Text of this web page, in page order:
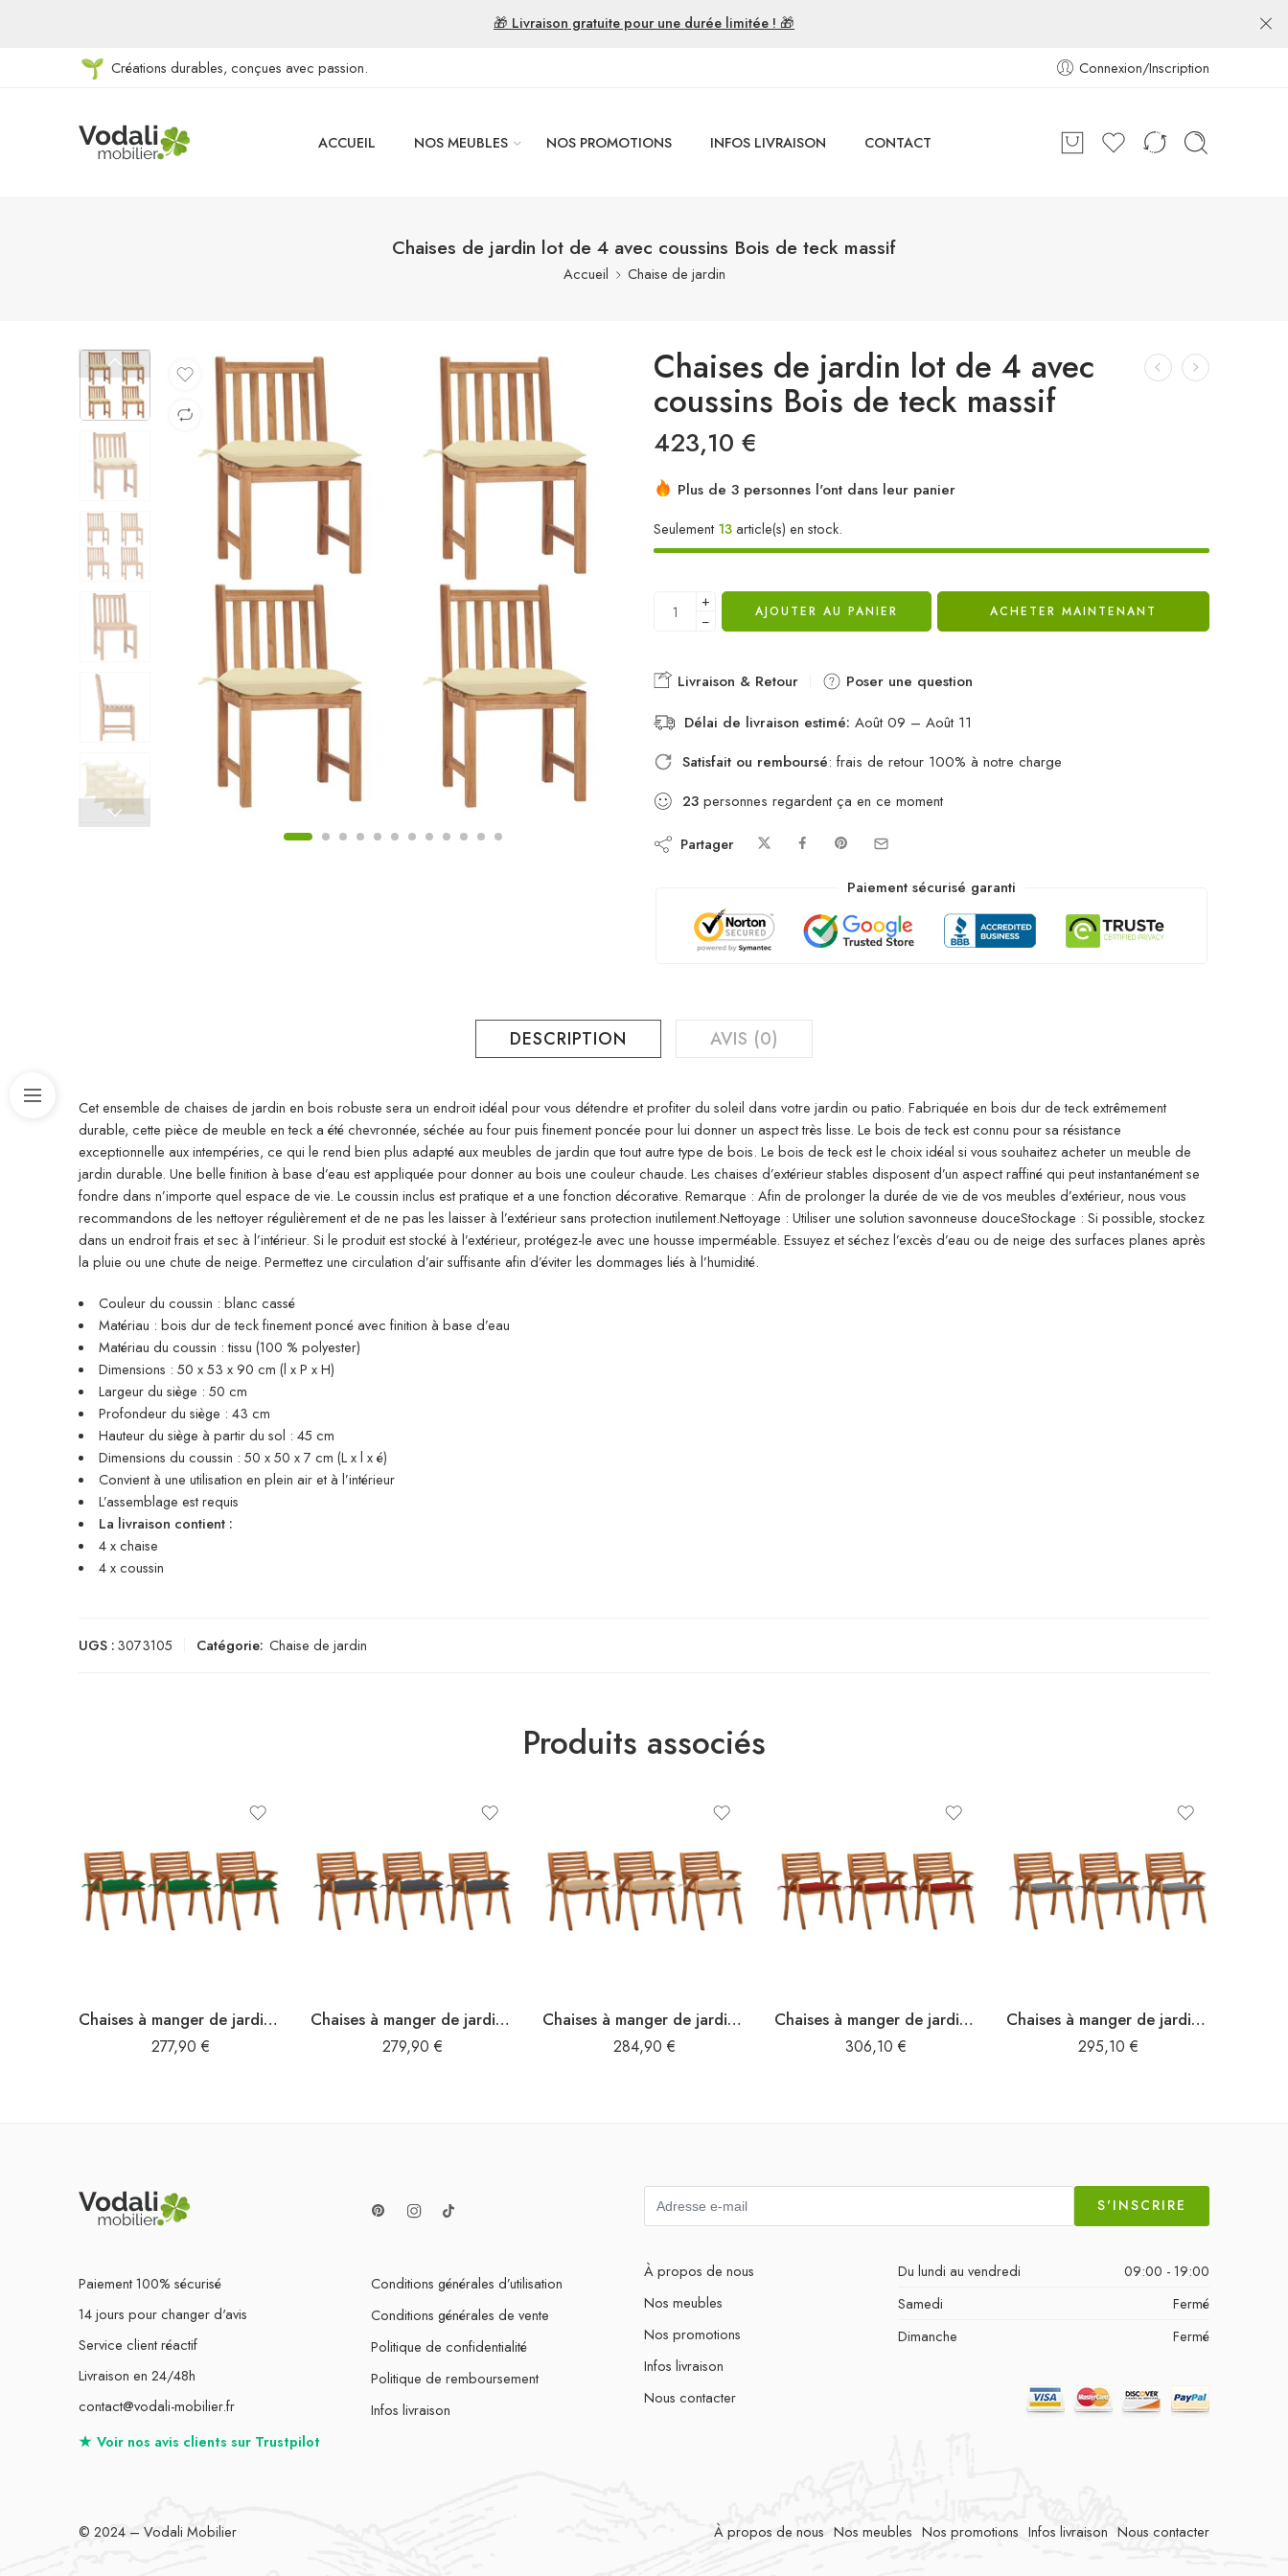
🎁 Livraison gratuite pour une durée limitée ! 🎁
Créations durables, conçues avec passion. Connexion/Inscription
ACCUEIL NOS MEUBLES NOS PROMOTIONS INFOS LIVRAISON CONTACT
Chaises de jardin lot de 4 avec coussins Bois de teck massif
Accueil Chaise de jardin
Chaises de jardin lot de 4 avec
coussins Bois de teck massif
423,10 €
Plus de 3 personnes l'ont dans leur panier
Seulement 13article(s) en stock.
+
−
AJOUTER AU PANIER ACHETER MAINTENANT
Livraison & Retour
Poser une question
Délai de livraison estimé: Août 09 – Août 11
Satisfait ou remboursé: frais de retour 100% à notre charge
23 personnes regardent ça en ce moment
Partager
Paiement sécurisé garanti
DESCRIPTION AVIS (0)
Cet ensemble de chaises de jardin en bois robuste sera un endroit idéal pour vous détendre et profiter du soleil dans votre jardin ou patio. Fabriquée en bois dur de teck extrêmement
durable, cette pièce de meuble en teck a été chevronnée, séchée au four puis finement poncée pour lui donner un aspect très lisse. Le bois de teck est connu pour sa résistance
exceptionnelle aux intempéries, ce qui le rend bien plus adapté aux meubles de jardin que tout autre type de bois. Le bois de teck est le choix idéal si vous souhaitez acheter un meuble de
jardin durable. Une belle finition à base d’eau est appliquée pour donner au bois une couleur chaude. Les chaises d’extérieur stables disposent d’un aspect raffiné qui peut instantanément se
fondre dans n’importe quel espace de vie. Le coussin inclus est pratique et a une fonction décorative. Remarque : Afin de prolonger la durée de vie de vos meubles d’extérieur, nous vous
recommandons de les nettoyer régulièrement et de ne pas les laisser à l’extérieur sans protection inutilement.Nettoyage : Utiliser une solution savonneuse douceStockage : Si possible, stockez
dans un endroit frais et sec à l’intérieur. Si le produit est stocké à l’extérieur, protégez-le avec une housse imperméable. Essuyez et séchez l’excès d’eau ou de neige des surfaces planes après
la pluie ou une chute de neige. Permettez une circulation d’air suffisante afin d’éviter les dommages liés à l’humidité.
Couleur du coussin : blanc cassé
Matériau : bois dur de teck finement poncé avec finition à base d’eau
Matériau du coussin : tissu (100 % polyester)
Dimensions : 50 x 53 x 90 cm (l x P x H)
Largeur du siège : 50 cm
Profondeur du siège : 43 cm
Hauteur du siège à partir du sol : 45 cm
Dimensions du coussin : 50 x 50 x 7 cm (L x l x é)
Convient à une utilisation en plein air et à l’intérieur
L’assemblage est requis
La livraison contient :
4 x chaise
4 x coussin
UGS :3073105 Catégorie: Chaise de jardin
Produits associés
Chaises à manger de jardin avec coussins lot de 3 Acacia massif
277,90 €
Chaises à manger de jardin avec coussins lot de 3 Acacia massif
279,90 €
Chaises à manger de jardin avec coussins lot de 3 Acacia massif
284,90 €
Chaises à manger de jardin avec coussins lot de 3 Acacia massif
306,10 €
Chaises à manger de jardin avec coussins lot de 3 Acacia massif
295,10 €
Paiement 100% sécurisé
14 jours pour changer d'avis
Service client réactif
Livraison en 24/48h
contact@vodali-mobilier.fr
Conditions générales d’utilisation
Conditions générales de vente
Politique de confidentialité
Politique de remboursement
Infos livraison
S'INSCRIRE
À propos de nous
Nos meubles
Nos promotions
Infos livraison
Nous contacter
Du lundi au vendredi
09:00 - 19:00
Samedi
Fermé
Dimanche
Fermé
★ Voir nos avis clients sur Trustpilot
© 2024 – Vodali Mobilier À propos de nous Nos meubles Nos promotions Infos livraison Nous contacter